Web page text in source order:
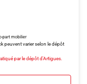
part mobilier
peuvent varier selon le dépôt
par le dépôt d'Artigues.